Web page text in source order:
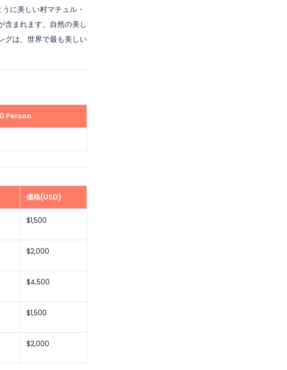
に美しい村マチュル・
含まれます。自然の美し
グは、世界で最も美しい
Person
価格(USD)
$1,500
$2,000
$4,500
$1,500
$2,000